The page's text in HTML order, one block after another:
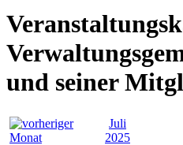
und seiner
Juli
2025